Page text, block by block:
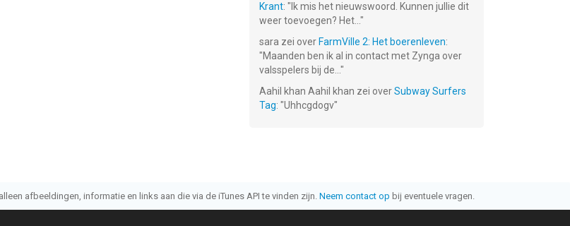
Krant: " Ik mis het nieuwswoord. Kunnen jullie dit
weer toevoegen? Het... "
sara zei over FarmVille 2: Het boerenleven:
"Maanden ben ik al in contact met Zynga over
valsspelers bij de... "
Aahil khan Aahil khan zei overSubway Surfers
Tag: "Uhhcgdogv"
afbeeldingen, informatie en links aan die via de iTunes API te vinden zijn.Neem contact op bij eventuele vragen.